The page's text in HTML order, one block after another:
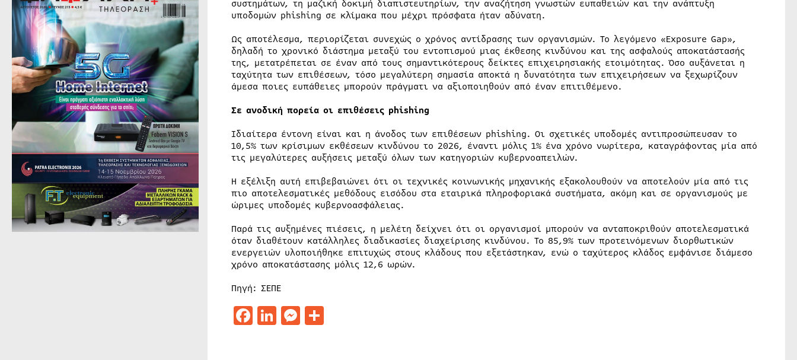
συστημάτων, τη μαζική δοκιμή διαπιστευτηρίων, την αναζήτηση γνωστών ευπαθειών και την ανάπτυξη
υποδομών phishing σε κλίμακα που μέχρι πρόσφατα ήταν αδύνατη.
Ως αποτέλεσμα, περιορίζεται συνεχώς ο χρόνος αντίδρασης των οργανισμών. Το λεγόμενο «Exposure Gap»,
δηλαδή το χρονικό διάστημα μεταξύ του εντοπισμού μιας έκθεσης κινδύνου και της ασφαλούς αποκατάστασής
της, μετατρέπεται σε έναν από τους σημαντικότερους δείκτες επιχειρησιακής ετοιμότητας. Όσο αυξάνεται η
ταχύτητα των επιθέσεων, τόσο μεγαλύτερη σημασία αποκτά η δυνατότητα των επιχειρήσεων να ξεχωρίζουν
άμεσα ποιες ευπάθειες μπορούν πράγματι να αξιοποιηθούν από έναν επιτιθέμενο.
Σε ανοδική πορεία οι επιθέσεις phishing
Ιδιαίτερα έντονη είναι και η άνοδος των επιθέσεων phishing. Οι σχετικές υποδομές αντιπροσώπευσαν το
10,5% των κρίσιμων εκθέσεων κινδύνου το 2026, έναντι μόλις 1% ένα χρόνο νωρίτερα, καταγράφοντας μία από
τις μεγαλύτερες αυξήσεις μεταξύ όλων των κατηγοριών κυβερνοαπειλών.
Η εξέλιξη αυτή επιβεβαιώνει ότι οι τεχνικές κοινωνικής μηχανικής εξακολουθούν να αποτελούν μία από τις
πιο αποτελεσματικές μεθόδους εισόδου στα εταιρικά πληροφοριακά συστήματα, ακόμη και σε οργανισμούς με
ώριμες υποδομές κυβερνοασφάλειας.
Παρά τις αυξημένες πιέσεις, η μελέτη δείχνει ότι οι οργανισμοί μπορούν να ανταποκριθούν αποτελεσματικά
όταν διαθέτουν κατάλληλες διαδικασίες διαχείρισης κινδύνου. Το 85,9% των προτεινόμενων διορθωτικών
ενεργειών υλοποιήθηκε επιτυχώς στους κλάδους που εξετάστηκαν, ενώ ο ταχύτερος κλάδος εμφάνισε διάμεσο
χρόνο αποκατάστασης μόλις 12,6 ωρών.
Πηγή: ΣΕΠΕ
Facebook
LinkedIn
Messenger
Μοιραστείτε